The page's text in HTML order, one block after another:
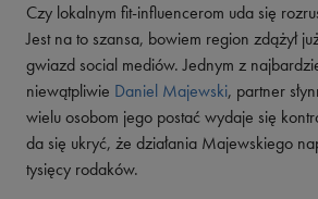
Czy lokalnym fit-influencerom uda się
Jest na to szansa, bowiem region zdążył
gwiazd social mediów. Jednym z
niewątpliwie Daniel Majewski, partner
wielu osobom jego postać wydaje się
da się ukryć, że działania Majewskiego
tysięcy rodaków.